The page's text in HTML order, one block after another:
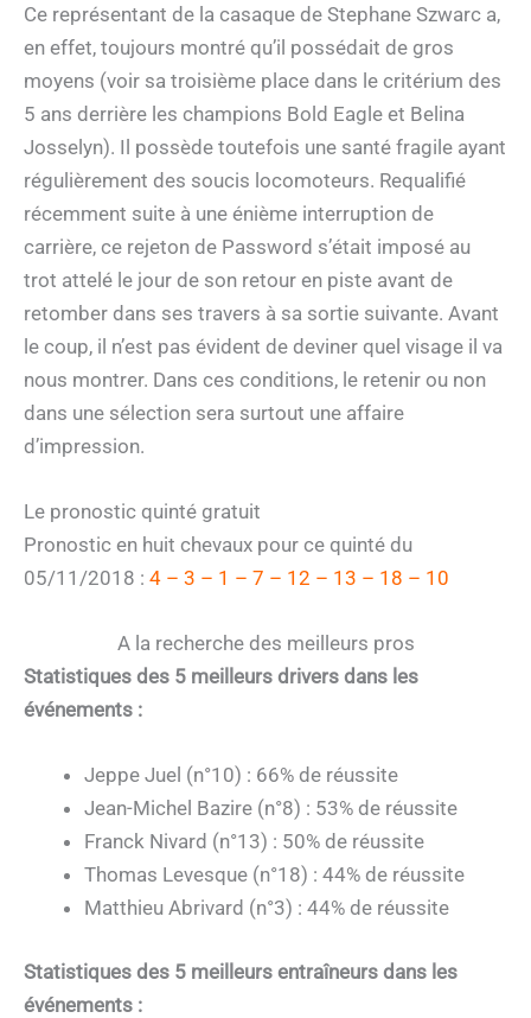
Ce représentant de la casaque de Stephane Szwarc a,
en effet, toujours montré qu’il possédait de gros
moyens (voir sa troisième place dans le critérium des
5 ans derrière les champions Bold Eagle et Belina
Josselyn). Il possède toutefois une santé fragile ayant
régulièrement des soucis locomoteurs. Requalifié
récemment suite à une énième interruption de
carrière, ce rejeton de Password s’était imposé au
trot attelé le jour de son retour en piste avant de
retomber dans ses travers à sa sortie suivante. Avant
le coup, il n’est pas évident de deviner quel visage il va
nous montrer. Dans ces conditions, le retenir ou non
dans une sélection sera surtout une affaire
d’impression.
Le pronostic quinté gratuit
Pronostic en huit chevaux pour ce quinté du
05/11/2018 : 4 – 3 – 1 – 7 – 12 – 13 – 18 – 10
A la recherche des meilleurs pros
Statistiques des 5 meilleurs drivers dans les
événements :
Jeppe Juel (n°10) : 66% de réussite
Jean-Michel Bazire (n°8) : 53% de réussite
Franck Nivard (n°13) : 50% de réussite
Thomas Levesque (n°18) : 44% de réussite
Matthieu Abrivard (n°3) : 44% de réussite
Statistiques des 5 meilleurs entraîneurs dans les
événements :